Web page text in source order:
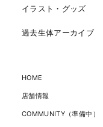
イラスト・グッズ
過去生体アーカイブ
HOME
店舗情報
COMMUNITY（準備中）